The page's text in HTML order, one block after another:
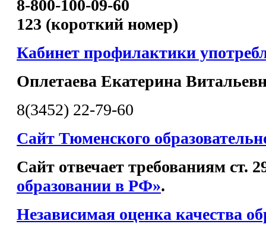
8-800-100-09-60
123 (короткий номер)
Кабинет профилактики
Оплетаева Екатерина
8(3452) 22-79-60
Сайт Тюменского
Сайт отвечает требованиям ст.
образовании в РФ».
Независимая оценка качества